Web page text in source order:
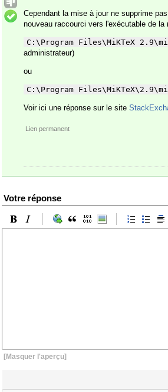
Cependant la mise à jour ne supprime
nouveau raccourci vers l'exécutable de la
C:\Program Files\MiKTeX
administrateur)
ou
C:\Program
Voir ici une réponse sur le site
Lien permanent
Votre réponse
[Masquer l'aperçu]